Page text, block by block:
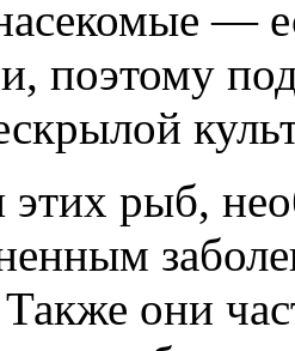
—
поэтому
рыб,
Также они